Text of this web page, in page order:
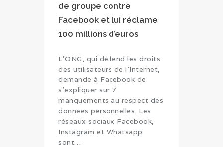
de groupe contre
Facebook et lui réclame
100 millions d’euros
L’ONG, qui défend les droits
des utilisateurs de l’Internet,
demande à Facebook de
s’expliquer sur 7
manquements au respect des
données personnelles. Les
réseaux sociaux Facebook,
Instagram et Whatsapp
sont…